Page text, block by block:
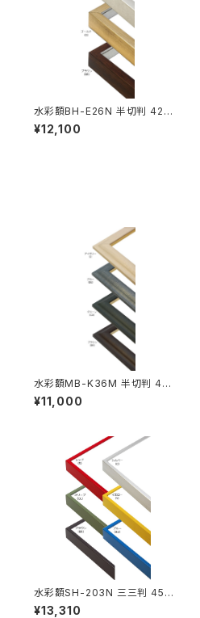
水彩額BH-E26N 半切判 423
×545ミリ
¥12,100
水彩額MB-K36M 半切判 423
×545ミリ
¥11,000
水彩額SH-203N 三三判 454
×605ミリ
¥13,310